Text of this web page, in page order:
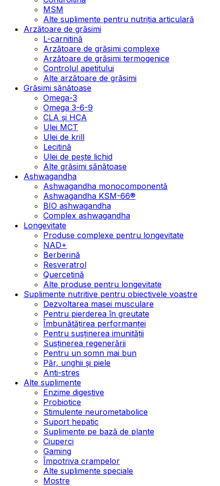
MSM
Alte suplimente pentru nutriția articulară
Arzătoare de grăsimi
L-carnitină
Arzătoare de grăsimi complexe
Arzătoare de grăsimi termogenice
Controlul apetitului
Alte arzătoare de grăsimi
Grăsimi sănătoase
Omega-3
Omega 3-6-9
CLA şi HCA
Ulei MCT
Ulei de krill
Lecitină
Ulei de pește lichid
Alte grăsimi sănătoase
Ashwagandha
Ashwagandha monocomponentă
Ashwagandha KSM-66®
BIO ashwagandha
Complex ashwagandha
Longevitate
Produse complexe pentru longevitate
NAD+
Berberină
Resveratrol
Quercetină
Alte produse pentru longevitate
Suplimente nutritive pentru obiectivele voastre
Dezvoltarea masei musculare
Pentru pierderea în greutate
Îmbunătățirea performanței
Pentru susținerea imunității
Susținerea regenerării
Pentru un somn mai bun
Păr, unghii și piele
Anti-stres
Alte suplimente
Enzime digestive
Probiotice
Stimulente neurometabolice
Suport hepatic
Suplimente pe bază de plante
Ciuperci
Gaming
Împotriva crampelor
Alte suplimente speciale
Mostre